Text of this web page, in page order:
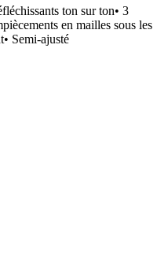
ton sur ton• 3
en mailles sous les
Semi-ajusté